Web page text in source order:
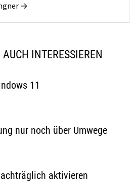
→
INTERESSIEREN
11
nur noch über Umwege
aktivieren